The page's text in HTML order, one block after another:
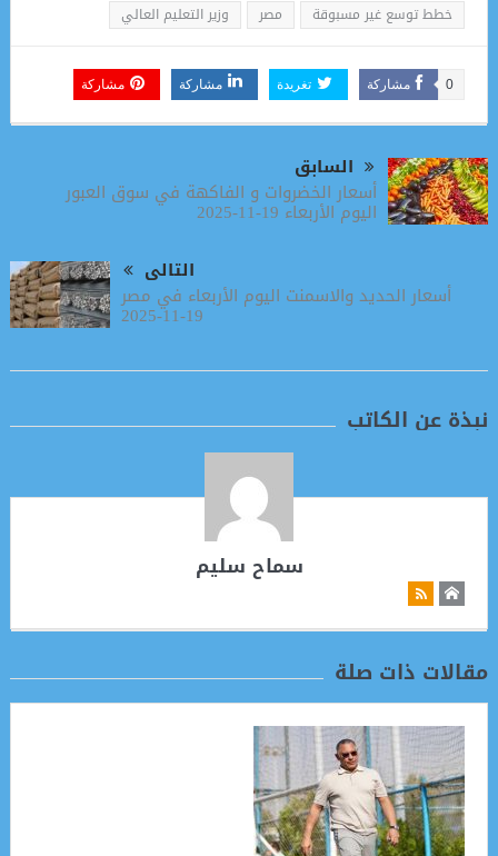
خطط توسع غير مسبوقة مصر وزير التعليم العالي
مشاركة 0 تغريدة مشاركة مشاركة
السابق
أسعار الخضروات و الفاكهة في سوق العبور
اليوم الأربعاء 19-11-2025
التالى
أسعار الحديد والاسمنت اليوم الأربعاء في مصر
19-11-2025
نبذة عن الكاتب
سماح سليم
مقالات ذات صلة